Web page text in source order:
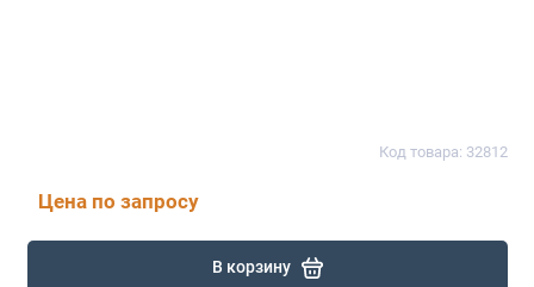
Код товара: 32812
Цена по запросу
В корзину